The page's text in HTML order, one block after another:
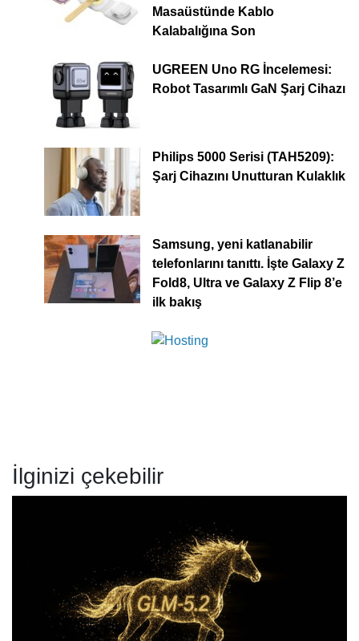
Masaüstünde Kablo
Kalabalığına Son
UGREEN Uno RG İncelemesi:
Robot Tasarımlı GaN Şarj Cihazı
Philips 5000 Serisi (TAH5209):
Şarj Cihazını Unutturan Kulaklık
Samsung, yeni katlanabilir
telefonlarını tanıttı. İşte Galaxy Z
Fold8, Ultra ve Galaxy Z Flip 8’e
ilk bakış
İlginizi çekebilir